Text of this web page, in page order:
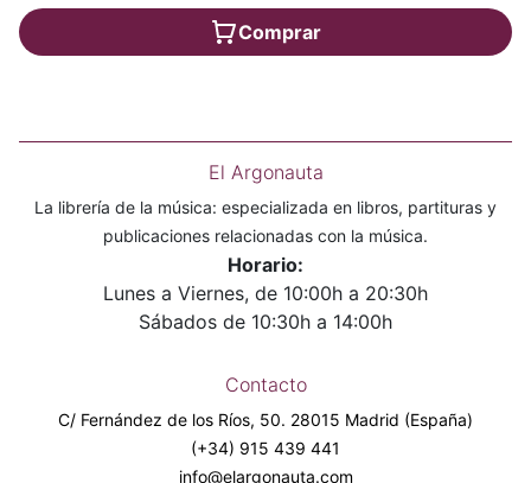
Comprar
El Argonauta
La librería de la música: especializada en libros, partituras y
publicaciones relacionadas con la música.
Horario:
Lunes a Viernes, de 10:00h a 20:30h
Sábados de 10:30h a 14:00h
Contacto
C/ Fernández de los Ríos, 50. 28015 Madrid (España)
(+34) 915 439 441
info@elargonauta.com